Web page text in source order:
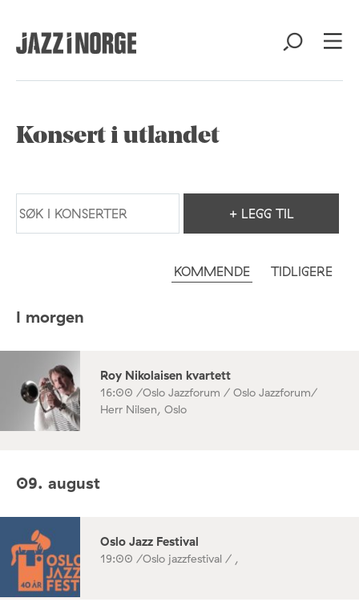
Konsert i utlandet
+ LEGG TIL
KOMMENDE TIDLIGERE
I morgen
Roy Nikolaisen kvartett
16:00 /Oslo Jazzforum / Oslo Jazzforum/
Herr Nilsen, Oslo
09. august
Oslo Jazz Festival
19:00 /Oslo jazzfestival / ,